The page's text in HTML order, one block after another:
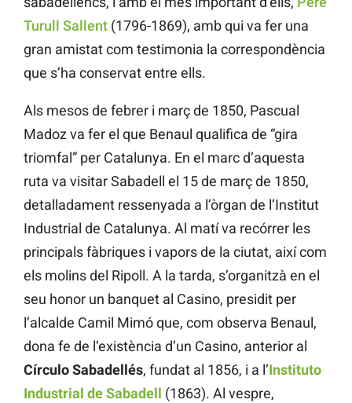
Turull Sallent (1796-1869), amb qui va fer una
gran amistat com testimonia la correspondència
que s’ha conservat entre ells.
Als mesos de febrer i març de 1850, Pascual
Madoz va fer el que Benaul qualifica de “gira
triomfal” per Catalunya. En el marc d’aquesta
ruta va visitar Sabadell el 15 de març de 1850,
detalladament ressenyada a l’òrgan de l’Institut
Industrial de Catalunya. Al matí va recórrer les
principals fàbriques i vapors de la ciutat, així com
els molins del Ripoll. A la tarda, s’organitzà en el
seu honor un banquet al Casino, presidit per
l’alcalde Camil Mimó que, com observa Benaul,
dona fe de l’existència d’un Casino, anterior al
Círculo Sabadellés, fundat al 1856, i a l’Instituto
Industrial de Sabadell (1863). Al vespre,